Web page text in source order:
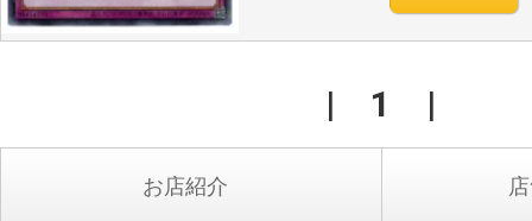
| 1 |
お店紹介